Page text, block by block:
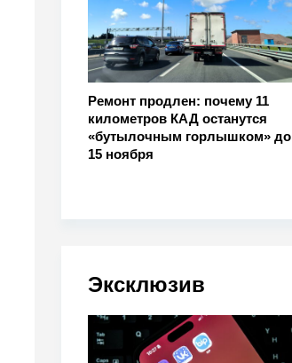
Ремонт продлен: почему 11
километров КАД останутся
«бутылочным горлышком» до
15 ноября
Эксклюзив